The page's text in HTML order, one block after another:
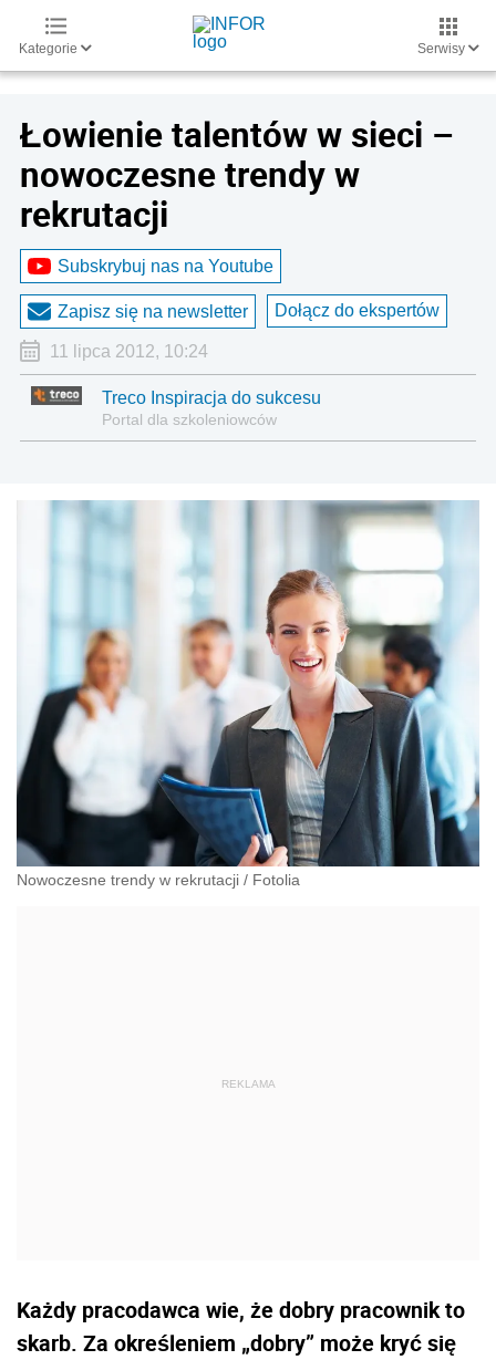
Kategorie Serwisy
Łowienie talentów w sieci –
nowoczesne trendy w
rekrutacji
Subskrybuj nas na Youtube
Zapisz się na newsletter Dołącz do ekspertów
11 lipca 2012, 10:24
Treco Inspiracja do sukcesu
Portal dla szkoleniowców
Nowoczesne trendy w rekrutacji / Fotolia
Każdy pracodawca wie, że dobry pracownik to
skarb. Za określeniem „dobry” może kryć się